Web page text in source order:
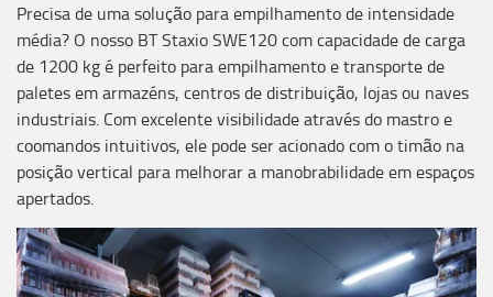
Precisa de uma solução para empilhamento de intensidade
média? O nosso BT Staxio SWE120 com capacidade de carga
de 1200 kg é perfeito para empilhamento e transporte de
paletes em armazéns, centros de distribuição, lojas ou naves
industriais. Com excelente visibilidade através do mastro e
coomandos intuitivos, ele pode ser acionado com o timão na
posição vertical para melhorar a manobrabilidade em espaços
apertados.